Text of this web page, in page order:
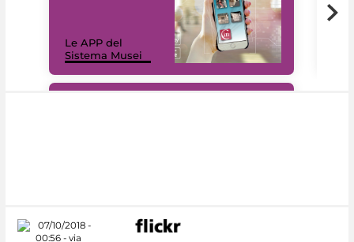
Le APP del
Sistema Musei